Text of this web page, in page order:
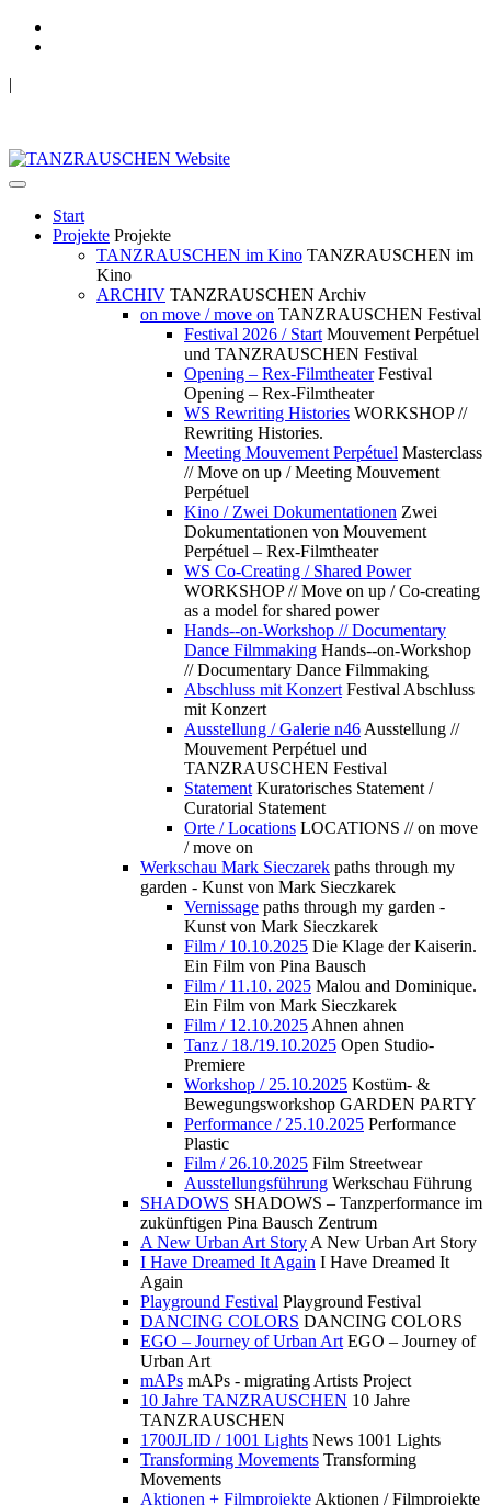
|
Start
Projekte Projekte
TANZRAUSCHEN im Kino TANZRAUSCHEN im
Kino
ARCHIV TANZRAUSCHEN Archiv
on move / move on TANZRAUSCHEN Festival
Festival 2026 / Start Mouvement Perpétuel
und TANZRAUSCHEN Festival
Opening – Rex-Filmtheater Festival
Opening – Rex-Filmtheater
WS Rewriting Histories WORKSHOP //
Rewriting Histories.
Meeting Mouvement Perpétuel Masterclass
// Move on up / Meeting Mouvement
Perpétuel
Kino / Zwei Dokumentationen Zwei
Dokumentationen von Mouvement
Perpétuel – Rex-Filmtheater
WS Co-Creating / Shared Power
WORKSHOP // Move on up / Co-creating
as a model for shared power
Hands--on-Workshop // Documentary
Dance Filmmaking Hands--on-Workshop
// Documentary Dance Filmmaking
Abschluss mit Konzert Festival Abschluss
mit Konzert
Ausstellung / Galerie n46 Ausstellung //
Mouvement Perpétuel und
TANZRAUSCHEN Festival
Statement Kuratorisches Statement /
Curatorial Statement
Orte / Locations LOCATIONS // on move
/ move on
Werkschau Mark Sieczarek paths through my
garden - Kunst von Mark Sieczkarek
Vernissage paths through my garden -
Kunst von Mark Sieczkarek
Film / 10.10.2025 Die Klage der Kaiserin.
Ein Film von Pina Bausch
Film / 11.10. 2025 Malou and Dominique.
Ein Film von Mark Sieczkarek
Film / 12.10.2025 Ahnen ahnen
Tanz / 18./19.10.2025 Open Studio-
Premiere
Workshop / 25.10.2025 Kostüm- &
Bewegungsworkshop GARDEN PARTY
Performance / 25.10.2025 Performance
Plastic
Film / 26.10.2025 Film Streetwear
Ausstellungsführung Werkschau Führung
SHADOWS SHADOWS – Tanzperformance im
zukünftigen Pina Bausch Zentrum
A New Urban Art Story A New Urban Art Story
I Have Dreamed It Again I Have Dreamed It
Again
Playground Festival Playground Festival
DANCING COLORS DANCING COLORS
EGO – Journey of Urban Art EGO – Journey of
Urban Art
mAPs mAPs - migrating Artists Project
10 Jahre TANZRAUSCHEN 10 Jahre
TANZRAUSCHEN
1700JLID / 1001 Lights News 1001 Lights
Transforming Movements Transforming
Movements
Aktionen + Filmprojekte Aktionen / Filmprojekte